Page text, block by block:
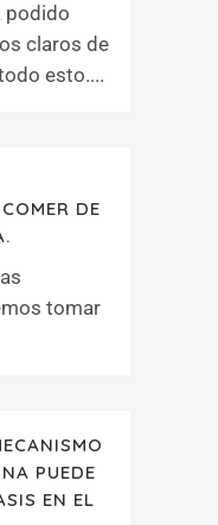
podido
claros de
esto....
DE
tomar
PUEDE
EN EL